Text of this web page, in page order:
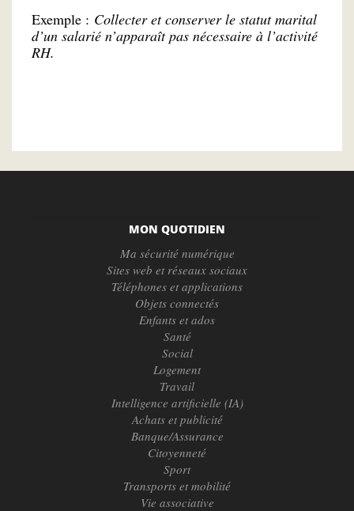
Exemple : Collecter et conserver le statut marital
d’un salarié n’apparaît pas nécessaire à l’activité
RH.
MON QUOTIDIEN
Ma sécurité numérique
Sites web et réseaux sociaux
Téléphones et applications
Objets connectés
Enfants et ados
Santé
Social
Logement
Travail
Intelligence artificielle (IA)
Achats et publicité
Banque/Assurance
Citoyenneté
Sport
Transports et mobilité
Vie associative